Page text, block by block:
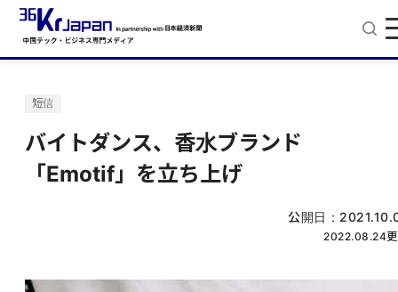
短信
バイトダンス、香水ブランド
「Emotif」を立ち上げ
公開日：
2022.08.24